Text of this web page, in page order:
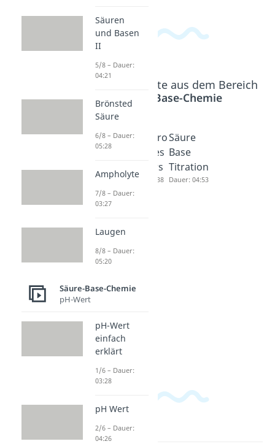
Beliebte Inhalte aus dem Bereich
Säure-Base-Chemie
Isoelektri
scher
Punkt
Dauer: 04:16
Ionenpro
dukt des
Wassers
Dauer: 05:38
Säure
Base
Titration
Dauer: 04:53
Säuren
und Basen
II
5/8 – Dauer:
04:21
Brönsted
Säure
6/8 – Dauer:
05:28
Ampholyte
7/8 – Dauer:
03:27
Laugen
8/8 – Dauer:
05:20
Säure-Base-Chemie
pH-Wert
pH-Wert
einfach
erklärt
1/6 – Dauer:
03:28
pH Wert
2/6 – Dauer:
04:26